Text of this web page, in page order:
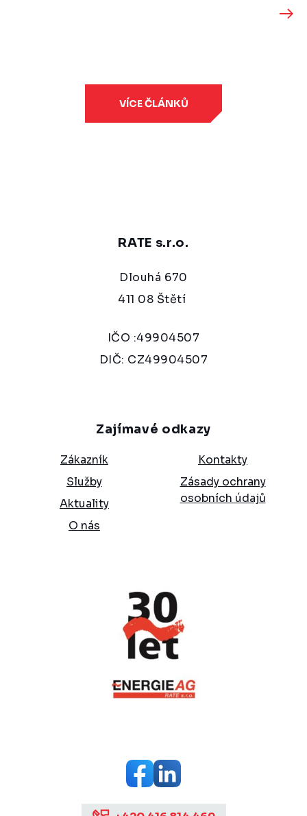
VÍCE ČLÁNKŮ
RATE s.r.o.
Dlouhá 670
411 08 Štětí
IČO :49904507
DIČ: CZ49904507
Zajímavé odkazy
Zákazník
Služby
Aktuality
O nás
Kontakty
Zásady ochrany
osobních údajů